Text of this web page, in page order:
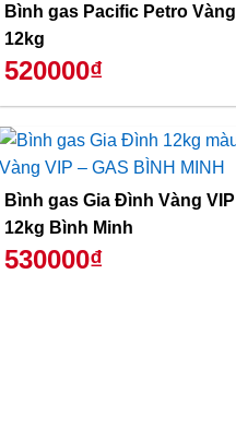
Bình gas Pacific Petro Vàng
12kg
520000₫
Bình gas Gia Đình Vàng VIP
12kg Bình Minh
530000₫